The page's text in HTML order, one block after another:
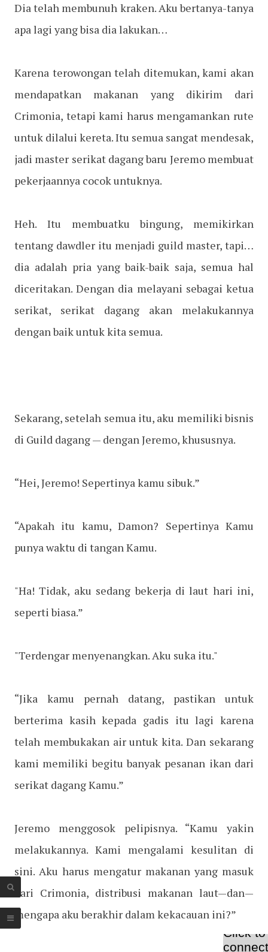
Dia telah membunuh kraken. Aku bertanya-tanya
apa lagi yang bisa dia lakukan…
Karena terowongan telah ditemukan, kami akan
mendapatkan makanan yang dikirim dari
Crimonia, tetapi kami harus mengamankan rute
untuk dilalui kereta. Itu semua sangat mendesak,
jadi master serikat dagang baru Jeremo membuat
pekerjaannya cocok untuknya.
Heh. Itu membuatku bingung, memikirkan
tentang dawdler itu menjadi guild master, tapi…
dia adalah pria yang baik-baik saja, semua hal
diceritakan. Dengan dia melayani sebagai ketua
serikat, serikat dagang akan melakukannya
dengan baik untuk kita semua.
Sekarang, setelah semua itu, aku memiliki bisnis
di Guild dagang — dengan Jeremo, khususnya.
“Hei, Jeremo! Sepertinya kamu sibuk.”
“Apakah itu kamu, Damon? Sepertinya Kamu
punya waktu di tangan Kamu.
"Ha! Tidak, aku sedang bekerja di laut hari ini,
seperti biasa.”
"Terdengar menyenangkan. Aku suka itu."
“Jika kamu pernah datang, pastikan untuk
berterima kasih kepada gadis itu lagi karena
telah membukakan air untuk kita. Dan sekarang
kami memiliki begitu banyak pesanan ikan dari
serikat dagang Kamu.”
Jeremo menggosok pelipisnya. “Kamu yakin
melakukannya. Kami mengalami kesulitan di
sini. Aku harus mengatur makanan yang masuk
dari Crimonia, distribusi makanan laut—dan—
mengapa aku berakhir dalam kekacauan ini?”